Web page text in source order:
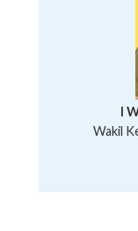
I
Wakil
I Wayan
Ni